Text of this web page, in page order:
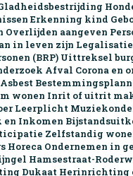
Erkenning kind
aangeven
in leven zijn
(BRP) Uittreksel
Afval Corona en
wonen Inrit of uitrit
Leerplicht
en Inkomen
Zelfstandig
Ondernemen in
Hamse­straat-
Dukaat Her­inrich­ting